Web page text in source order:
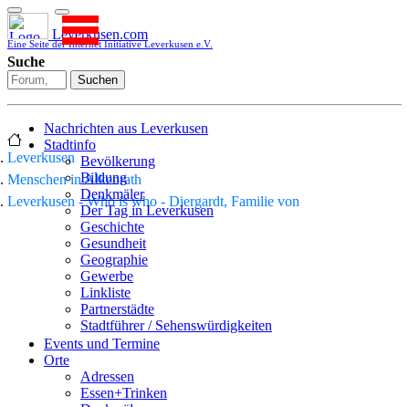
Leverkusen.com
Eine Seite der Internet Initiative Leverkusen e.V.
Suche
Suchen
Nachrichten aus Leverkusen
Stadtinfo
Bevölkerung
Bildung
Denkmäler
Der Tag in Leverkusen
Geschichte
Gesundheit
Geographie
Gewerbe
Linkliste
Partnerstädte
Stadtführer / Sehenswürdigkeiten
Stadtplan
Sport
Who is who
Events und Termine
Orte
Adressen
Essen+Trinken
Leverkusen
Menschen in Alkenrath
Leverkusen - Who is who - Diergardt, Familie von